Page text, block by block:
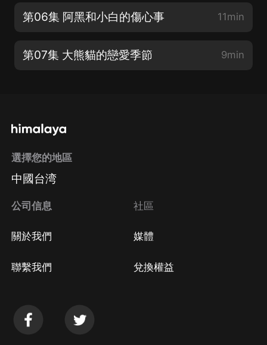
第06集 阿黑和小白的傷心事 11min
第07集 大熊貓的戀愛季節 9min
選擇您的地區
中國台湾
公司信息
關於我們
聯繫我們
社區
媒體
兌換權益